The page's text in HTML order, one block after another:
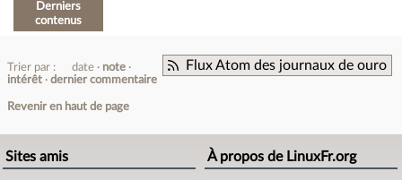
Derniers
contenus
Flux Atom des journaux de ouro
Trier par : date
note
intérêt
dernier commentaire
Revenir en haut de page
Sites amis À propos de LinuxFr.org